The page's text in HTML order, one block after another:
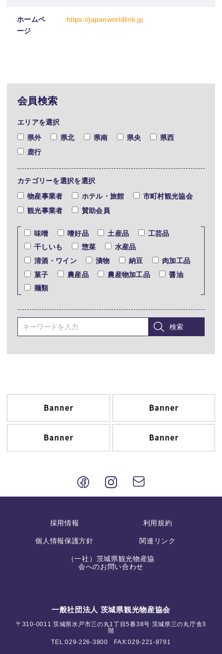
ホームペ
ージ
https://japanworldlink.jp
会員検索
エリアを選択
県外
県北 県南 県央
県西
鹿行
カテゴリーを選択を選択
物産事業者
ホテル・旅館
市町村観光協会
観光事業者
賛助会員
味噌 嗜好品 土産品
工芸品
干しいも
惣菜
水産品
清酒・ワイン
漬物 納豆
肉加工品
菓子
農産品 農産物加工品
醤油
麺類
採用情報 利用規約
個人情報保護方針 関連リンク
（一社）茨城県観光物産協
会へのお問い合わせ
一般社団法人 茨城県観光物産協会
〒310-0011 茨城県水戸市三の丸1丁目5番38号 茨城県三の丸庁舎3
階
TEL:029-226-3800 FAX:029-221-9791